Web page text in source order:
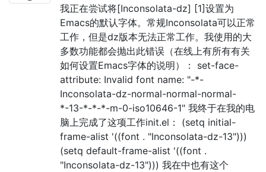
我正在尝试将[Inconsolata-dz] [1]设置为
Emacs的默认字体。常规Inconsolata可以正常
工作，但是dz版本无法正常工作。我使用的大
多数功能都会抛出此错误（在线上有所有有关
如何设置Emacs字体的说明）： set-face-
attribute: Invalid font name: "-*-
Inconsolata-dz-normal-normal-normal-
*-13-*-*-*-m-0-iso10646-1" 我终于在我的电
脑上完成了这项工作init.el： (setq initial-
frame-alist '((font . "Inconsolata-dz-13")))
(setq default-frame-alist '((font .
"Inconsolata-dz-13"))) 我在中也有这个